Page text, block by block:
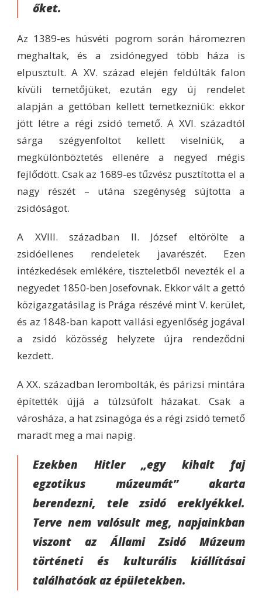
őket.
Az 1389-es húsvéti pogrom során háromezren
meghaltak, és a zsidónegyed több háza is
elpusztult. A XV. század elején feldúlták falon
kívüli temetőjüket, ezután egy új rendelet
alapján a gettóban kellett temetkezniük: ekkor
jött létre a régi zsidó temető. A XVI. századtól
sárga szégyenfoltot kellett viselniük, a
megkülönböztetés ellenére a negyed mégis
fejlődött. Csak az 1689-es tűzvész pusztította el a
nagy részét – utána szegénység sújtotta a
zsidóságot.
A XVIII. században II. József eltörölte a
zsidóellenes rendeletek javarészét. Ezen
intézkedések emlékére, tiszteletből nevezték el a
negyedet 1850-ben Josefovnak. Ekkor vált a gettó
közigazgatásilag is Prága részévé mint V. kerület,
és az 1848-ban kapott vallási egyenlőség jogával
a zsidó közösség helyzete újra rendeződni
kezdett.
A XX. században lerombolták, és párizsi mintára
építették újjá a túlzsúfolt házakat. Csak a
városháza, a hat zsinagóga és a régi zsidó temető
maradt meg a mai napig.
Ezekben Hitler „egy kihalt faj
egzotikus múzeumát” akarta
berendezni, tele zsidó ereklyékkel.
Terve nem valósult meg, napjainkban
viszont az Állami Zsidó Múzeum
történeti és kulturális kiállításai
találhatóak az épületekben.